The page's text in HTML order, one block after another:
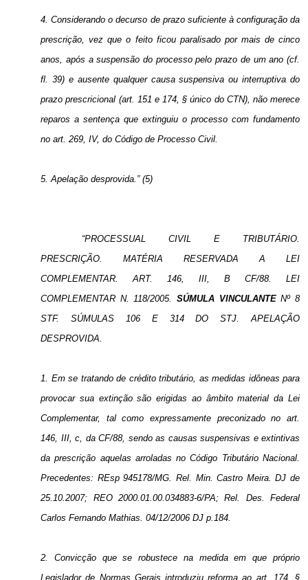
4. Considerando o decurso de prazo suficiente à configuração da
prescrição, vez que o feito ficou paralisado por mais de cinco
anos, após a suspensão do processo pelo prazo de um ano (cf.
fl. 39) e ausente qualquer causa suspensiva ou interruptiva do
prazo prescricional (art. 151 e 174, § único do CTN), não merece
reparos a sentença que extinguiu o processo com fundamento
no art. 269, IV, do Código de Processo Civil.
5. Apelação desprovida.” (5)
“PROCESSUAL CIVIL E TRIBUTÁRIO.
PRESCRIÇÃO. MATÉRIA RESERVADA A LEI
COMPLEMENTAR. ART. 146, III, B CF/88. LEI
COMPLEMENTAR N. 118/2005.SÚMULA VINCULANTENº 8
STF. SÚMULAS 106 E 314 DO STJ. APELAÇÃO
DESPROVIDA.
1. Em se tratando de crédito tributário, as medidas idôneas para
provocar sua extinção são erigidas ao âmbito material da Lei
Complementar, tal como expressamente preconizado no art.
146, III, c, da CF/88, sendo as causas suspensivas e extintivas
da prescrição aquelas arroladas no Código Tributário Nacional.
Precedentes: REsp 945178/MG. Rel. Min. Castro Meira. DJ de
25.10.2007; REO 2000.01.00.034883-6/PA; Rel. Des. Federal
Carlos Fernando Mathias. 04/12/2006 DJ p.184.
2. Convicção que se robustece na medida em que próprio
Legislador de Normas Gerais introduziu reforma ao art. 174, §